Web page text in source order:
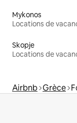
Mykonos
Locations de
Skopje
Locations de
Airbnb Grèce